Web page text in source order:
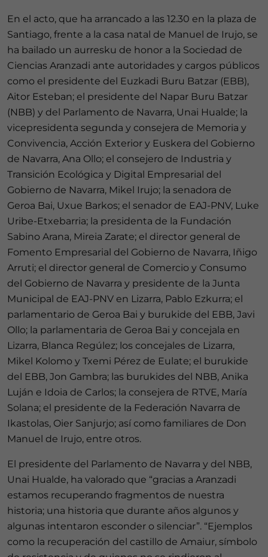
En el acto, que ha arrancado a las 12.30 en la plaza de
Santiago, frente a la casa natal de Manuel de Irujo, se
ha bailado un aurresku de honor a la Sociedad de
Ciencias Aranzadi ante autoridades y cargos públicos
como el presidente del Euzkadi Buru Batzar (EBB),
Aitor Esteban; el presidente del Napar Buru Batzar
(NBB) y del Parlamento de Navarra, Unai Hualde; la
vicepresidenta segunda y consejera de Memoria y
Convivencia, Acción Exterior y Euskera del Gobierno
de Navarra, Ana Ollo; el consejero de Industria y
Transición Ecológica y Digital Empresarial del
Gobierno de Navarra, Mikel Irujo; la senadora de
Geroa Bai, Uxue Barkos; el senador de EAJ-PNV, Luke
Uribe-Etxebarria; la presidenta de la Fundación
Sabino Arana, Mireia Zarate; el director general de
Fomento Empresarial del Gobierno de Navarra, Iñigo
Arruti; el director general de Comercio y Consumo
del Gobierno de Navarra y presidente de la Junta
Municipal de EAJ-PNV en Lizarra, Pablo Ezkurra; el
parlamentario de Geroa Bai y burukide del EBB, Javi
Ollo; la parlamentaria de Geroa Bai y concejala en
Lizarra, Blanca Regúlez; los concejales de Lizarra,
Mikel Kolomo y Txemi Pérez de Eulate; el burukide
del EBB, Jon Gambra; las burukides del NBB, Anika
Luján e Idoia de Carlos; la consejera de RTVE, María
Solana; el presidente de la Federación Navarra de
Ikastolas, Oier Sanjurjo; así como familiares de Don
Manuel de Irujo, entre otros.
El presidente del Parlamento de Navarra y del NBB,
Unai Hualde, ha valorado que “gracias a Aranzadi
estamos recuperando fragmentos de nuestra
historia; una historia que durante años algunos y
algunas intentaron esconder o silenciar”. “Ejemplos
como la recuperación del castillo de Amaiur, símbolo